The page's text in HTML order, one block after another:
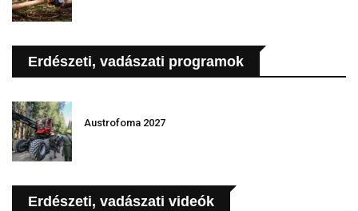
Erdészeti, vadászati programok
Austrofoma 2027
Erdészeti, vadászati videók